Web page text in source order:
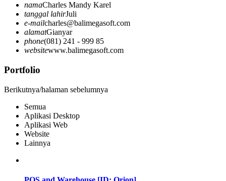
namaCharles Mandy Karel
tanggal lahirJuli
e-mailcharles@balimegasoft.com
alamatGianyar
phone(081) 241 - 999 85
websitewww.balimegasoft.com
Portfolio
Berikutnya/halaman sebelumnya
Semua
Aplikasi Desktop
Aplikasi Web
Website
Lainnya